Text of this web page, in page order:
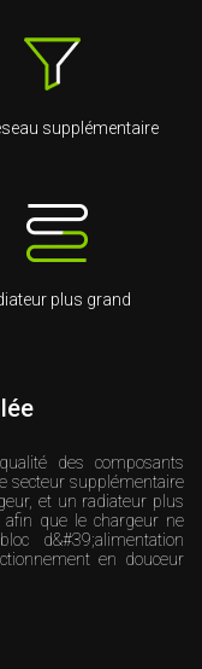
supplémentaire
plus grand
des composants
secteur supplémentaire
et un radiateur plus
afin que le chargeur ne
d&#39;alimentation
en douceur